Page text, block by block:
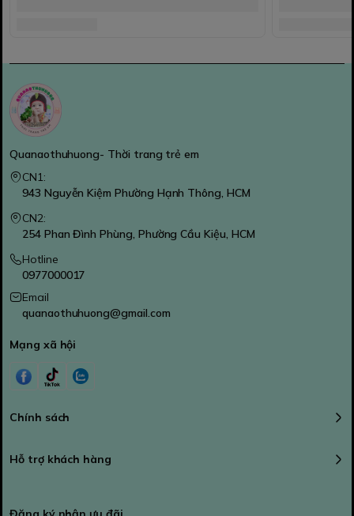
Quanaothuhuong- Thời trang trẻ em
CN1:
943 Nguyễn Kiệm Phường Hạnh Thông, HCM
CN2:
254 Phan Đình Phùng, Phường Cầu Kiệu, HCM
Hotline
0977000017
Email
quanaothuhuong@gmail.com
Mạng xã hội
Chính sách
Hỗ trợ khách hàng